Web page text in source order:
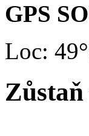
GPS
Loc: